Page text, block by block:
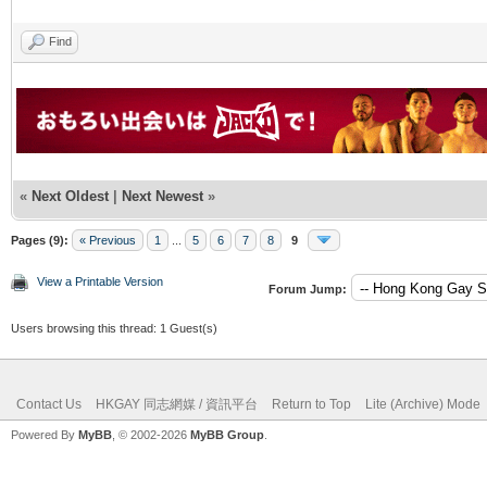
Find
« Next Oldest | Next Newest »
Pages (9): « Previous 1 5 6 7 8 9
View a Printable Version
Forum Jump:
Users browsing this thread: 1 Guest(s)
Contact Us HKGAY 同志網媒 / 資訊平台 Return to Top Lite (Archive) Mode
Powered By MyBB , © 2002-2026 MyBB Group